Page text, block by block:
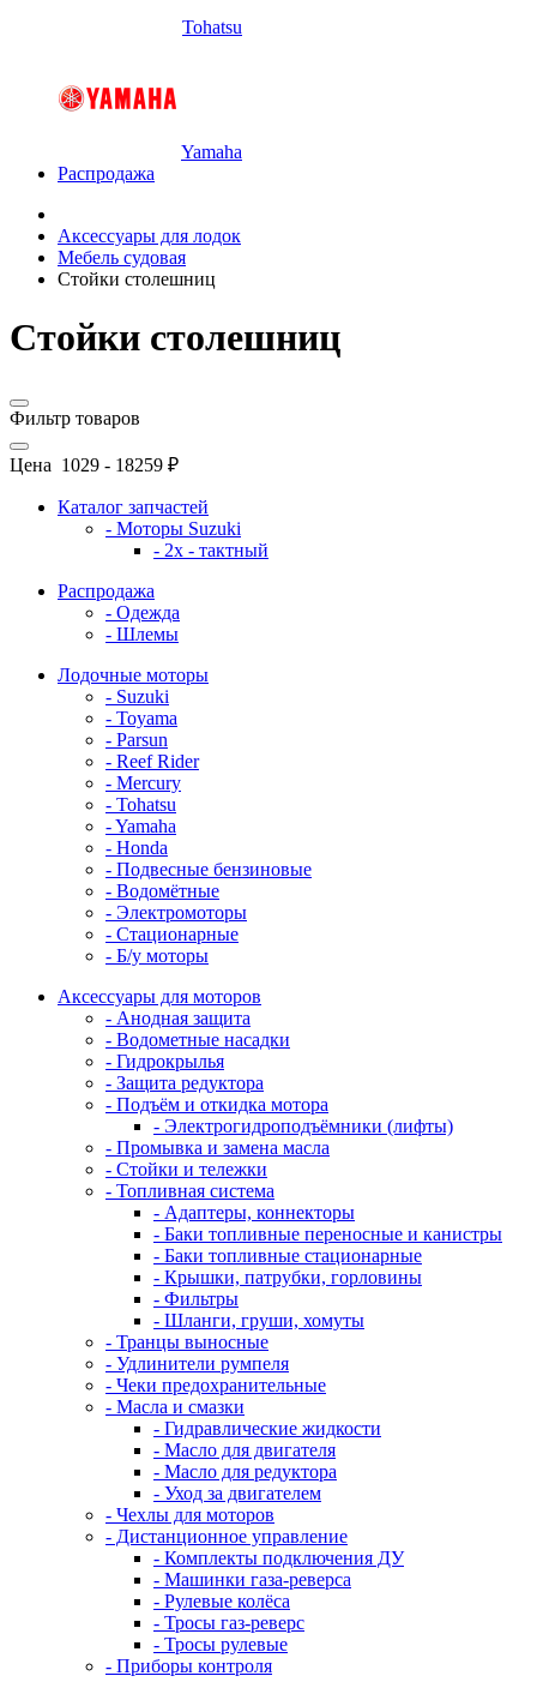
Tohatsu
Yamaha
Распродажа
Аксессуары для лодок
Мебель судовая
Стойки столешниц
Стойки столешниц
Фильтр товаров
Цена 1029 - 18259 ₽
Каталог запчастей
- Моторы Suzuki
- 2x - тактный
Распродажа
- Одежда
- Шлемы
Лодочные моторы
- Suzuki
- Toyama
- Parsun
- Reef Rider
- Mercury
- Tohatsu
- Yamaha
- Honda
- Подвесные бензиновые
- Водомётные
- Электромоторы
- Стационарные
- Б/у моторы
Аксессуары для моторов
- Анодная защита
- Водометные насадки
- Гидрокрылья
- Защита редуктора
- Подъём и откидка мотора
- Электрогидроподъёмники (лифты)
- Промывка и замена масла
- Стойки и тележки
- Топливная система
- Адаптеры, коннекторы
- Баки топливные переносные и канистры
- Баки топливные стационарные
- Крышки, патрубки, горловины
- Фильтры
- Шланги, груши, хомуты
- Транцы выносные
- Удлинители румпеля
- Чеки предохранительные
- Масла и смазки
- Гидравлические жидкости
- Масло для двигателя
- Масло для редуктора
- Уход за двигателем
- Чехлы для моторов
- Дистанционное управление
- Комплекты подключения ДУ
- Машинки газа-реверса
- Рулевые колёса
- Тросы газ-реверс
- Тросы рулевые
- Приборы контроля